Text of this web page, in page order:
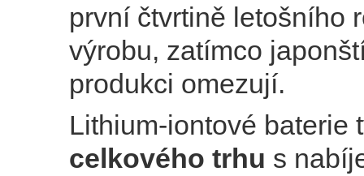
první čtvrtině letošního
výrobu, zatímco
produkci omezují.
Lithium-iontové baterie
celkového trhu s